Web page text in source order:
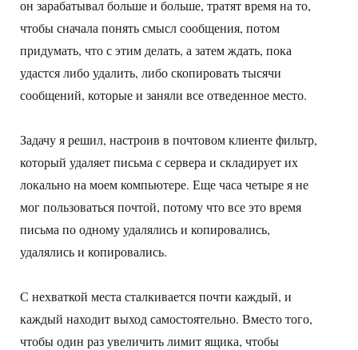
он зарабатывал больше и больше, тратят время на то,
чтобы сначала понять смысл сообщения, потом
придумать, что с этим делать, а затем ждать, пока
удастся либо удалить, либо скопировать тысячи
сообщений, которые и заняли все отведенное место.
Задачу я решил, настроив в почтовом клиенте фильтр,
который удаляет письма с сервера и складирует их
локально на моем компьютере. Еще часа четыре я не
мог пользоваться почтой, потому что все это время
письма по одному удалялись и копировались,
удалялись и копировались.
С нехваткой места сталкивается почти каждый, и
каждый находит выход самостоятельно. Вместо того,
чтобы один раз увеличить лимит ящика, чтобы